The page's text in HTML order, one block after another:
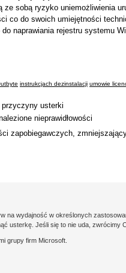
sobą ryzyko uniemożliwienia
co do swoich umiejętności
naprawiania rejestru systemu
instrukcjach dezinstalacji umowie
usterki
nieprawidłowości
zapobiegawczych,
na wydajność w określonych
usterkę. Jeśli się to nie uda, zwrócimy
grupy firm Microsoft.